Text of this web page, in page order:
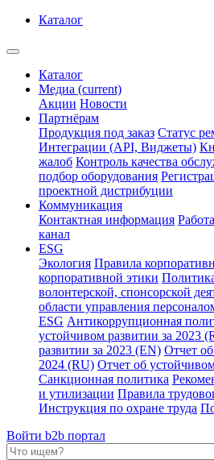
Каталог
Каталог
Медиа (current)
Акции Новости
Партнёрам
Продукция под заказ Статус
Интеграции (API, Виджеты)
жалоб Контроль качества
подбор оборудования
проектной дистрибуции
Коммуникация
Контактная информация
канал
ESG
Экология Правила
корпоративной этики
волонтерской, спонсорской
области управления
ESG Антикоррупционная
устойчивом развитии за 2023
развитии за 2023 (EN) Отчет
2024 (RU) Отчет об
Санкционная политика
и утилизации Правила
Инструкция по охране труда
Войти b2b портал